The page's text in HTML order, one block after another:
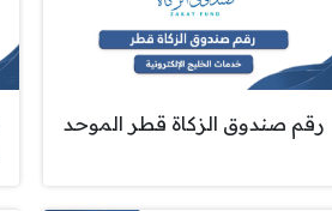
رقم صندوق الزكاة قطر الموحد